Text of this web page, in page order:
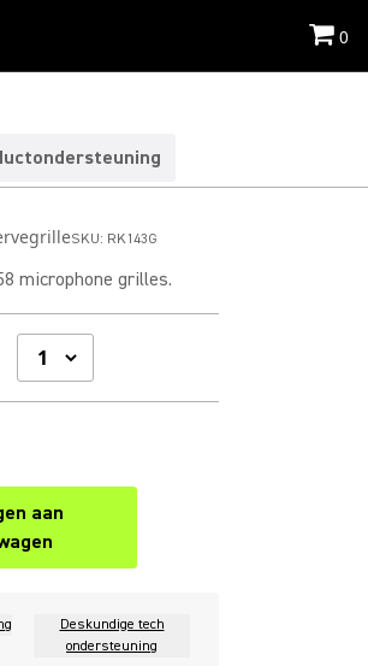
0
SKU: RK143G
microphone grilles.
aan
Deskundige tech
ondersteuning